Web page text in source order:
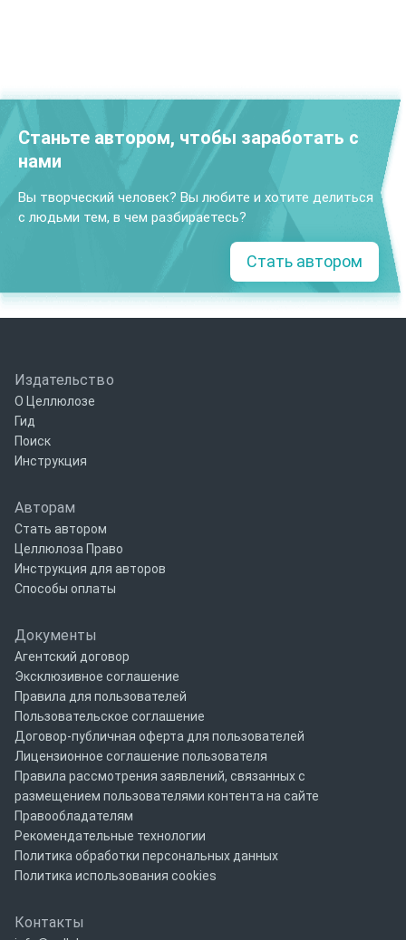
Станьте автором, чтобы заработать с
нами
Вы творческий человек? Вы любите и хотите делиться
с людьми тем, в чем разбираетесь?
Стать автором
Издательство
О Целлюлозе
Гид
Поиск
Инструкция
Авторам
Стать автором
Целлюлоза Право
Инструкция для авторов
Способы оплаты
Документы
Агентский договор
Эксклюзивное соглашение
Правила для пользователей
Пользовательское соглашение
Договор-публичная оферта для пользователей
Лицензионное соглашение пользователя
Правила рассмотрения заявлений, связанных с
размещением пользователями контента на сайте
Правообладателям
Рекомендательные технологии
Политика обработки персональных данных
Политика использования cookies
Контакты